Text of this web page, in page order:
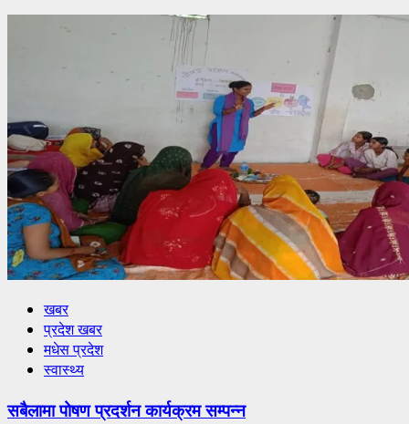
खबर
प्रदेश खबर
मधेस प्रदेश
स्वास्थ्य
सबैलामा पोषण प्रदर्शन कार्यक्रम सम्पन्न